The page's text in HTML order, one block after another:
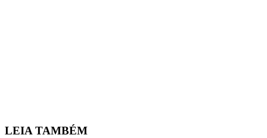
LEIA TAMBÉM